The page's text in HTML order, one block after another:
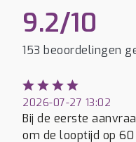
9.2/10
153 beoordelingen
2026-07-27 13:02
Bij de eerste
om de looptijd op